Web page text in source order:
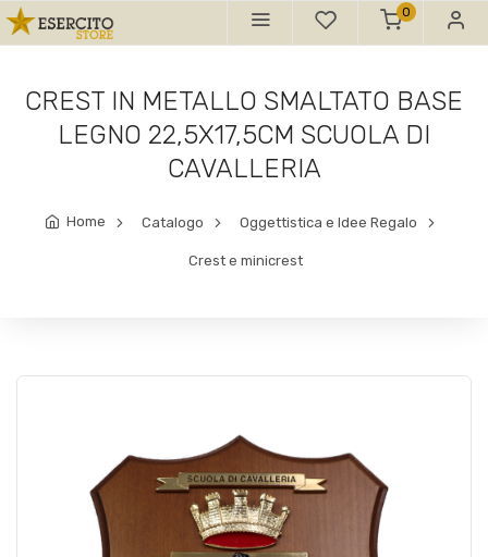
0
CREST IN METALLO SMALTATO BASE
LEGNO 22,5X17,5CM SCUOLA DI
CAVALLERIA
Home Catalogo Oggettistica e Idee Regalo
Crest e minicrest